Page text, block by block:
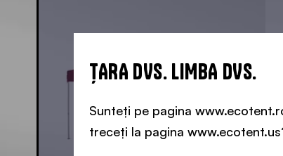
ȚARA DVS. LIMBA DVS.
Sunteți pe pagina
treceți la pagina